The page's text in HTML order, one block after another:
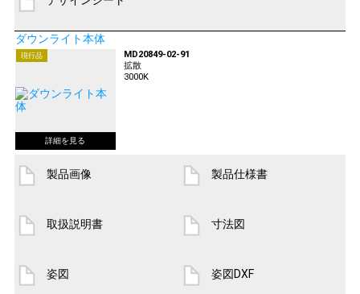
ダウンライト本体
現行品
MD20849-02-91
拡散
3000K
製品画像 製品仕様書
取扱説明書 寸法図
姿図 姿図DXF